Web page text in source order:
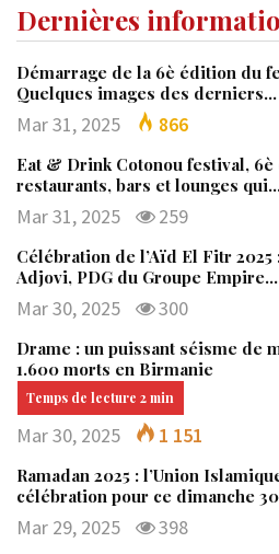
Dernières
Démarrage de la 6è édition du
Quelques images des derniers…
Mar 31, 2025 866
Eat & Drink Cotonou festival,
restaurants, bars et lounges
Mar 31, 2025 259
Célébration de l’Aïd El Fitr
Adjovi, PDG du Groupe Empire…
Mar 30, 2025 300
Drame : un puissant séisme de
1.600 morts en Birmanie
Mar 30, 2025 1 151
Ramadan 2025 : l’Union
célébration pour ce dimanche
Mar 29, 2025 398